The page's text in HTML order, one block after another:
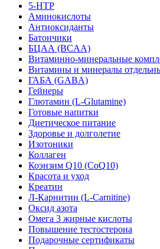
5-HTP
Аминокислоты
Антиоксиданты
Батончики
БЦАА (BCAA)
Витаминно-минеральные
Витамины и минералы
ГАБА (GABA)
Гейнеры
Глютамин (L-Glutamine)
Готовые напитки
Диетическое питание
Здоровье и долголетие
Изотоники
Коллаген
Коэнзим Q10 (CoQ10)
Красота и уход
Креатин
Л-Карнитин (L-Сarnitine)
Оксид азота
Омега 3 жирные кислоты
Повышение тестостерона
Подарочные сертификаты